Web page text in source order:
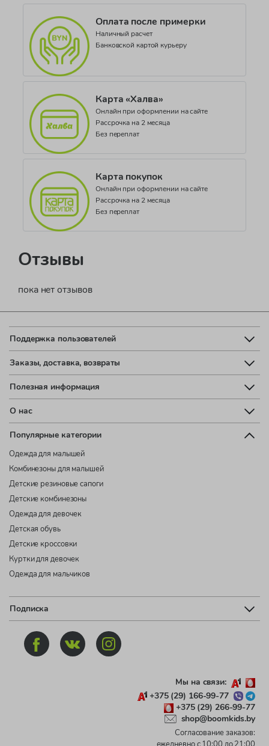
Оплата после примерки
Наличный расчет
Банковской картой курьеру
Карта «Халва»
Онлайн при оформлении на сайте
Рассрочка на 2 месяца
Без переплат
Карта покупок
Онлайн при оформлении на сайте
Рассрочка на 2 месяца
Без переплат
Отзывы
пока нет отзывов
Поддержка пользователей
Заказы, доставка, возвраты
Полезная информация
О нас
Популярные категории
Одежда для малышей
Комбинезоны для малышей
Детские резиновые сапоги
Детские комбинезоны
Одежда для девочек
Детская обувь
Детские кроссовки
Куртки для девочек
Одежда для мальчиков
Подписка
Мы на связи:
+375 (29) 166-99-77
+375 (29) 266-99-77
shop@boomkids.by
Согласование заказов: